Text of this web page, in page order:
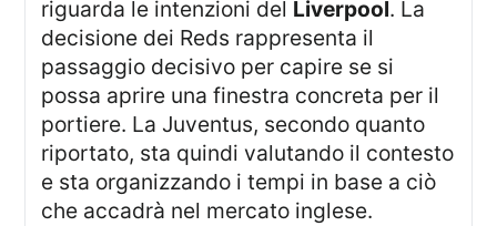
riguarda le intenzioni del Liverpool. La
decisione dei Reds rappresenta il
passaggio decisivo per capire se si
possa aprire una finestra concreta per il
portiere. La Juventus, secondo quanto
riportato, sta quindi valutando il contesto
e sta organizzando i tempi in base a ciò
che accadrà nel mercato inglese.